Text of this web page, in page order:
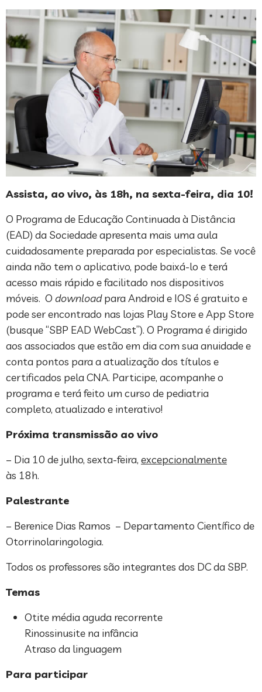
Assista, ao vivo, às 18h, na sexta-feira, dia 10!
O Programa de Educação Continuada à Distância
(EAD) da Sociedade apresenta mais uma aula
cuidadosamente preparada por especialistas. Se você
ainda não tem o aplicativo, pode baixá-lo e terá
acesso mais rápido e facilitado nos dispositivos
móveis. O downloadpara Android e IOS é gratuito e
pode ser encontrado nas lojas Play Store e App Store
(busque “SBP EAD WebCast”). O Programa é dirigido
aos associados que estão em dia com sua anuidade e
conta pontos para a atualização dos títulos e
certificados pela CNA. Participe, acompanhe o
programa e terá feito um curso de pediatria
completo, atualizado e interativo!
Próxima transmissão ao vivo
– Dia 10 de julho, sexta-feira, excepcionalmente
às 18h.
Palestrante
– Berenice Dias Ramos – Departamento Científico de
Otorrinolaringologia.
Todos os professores são integrantes dos DC da SBP.
Temas
Otite média aguda recorrente
Rinossinusite na infância
Atraso da linguagem
Para participar